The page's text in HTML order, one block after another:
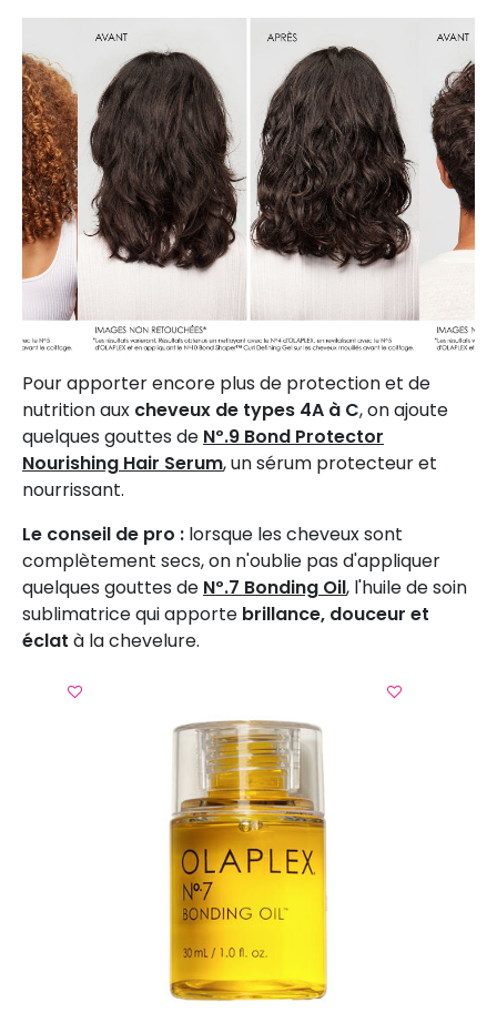
Pour apporter encore plus de protection et de
nutrition aux cheveux de types 4A à C, on ajoute
quelques gouttes de Nº.9 Bond Protector
Nourishing Hair Serum, un sérum protecteur et
nourrissant.
Le conseil de pro : lorsque les cheveux sont
complètement secs, on n'oublie pas d'appliquer
quelques gouttes de Nº.7 Bonding Oil, l'huile de soin
sublimatrice qui apporte brillance, douceur et
éclat à la chevelure.